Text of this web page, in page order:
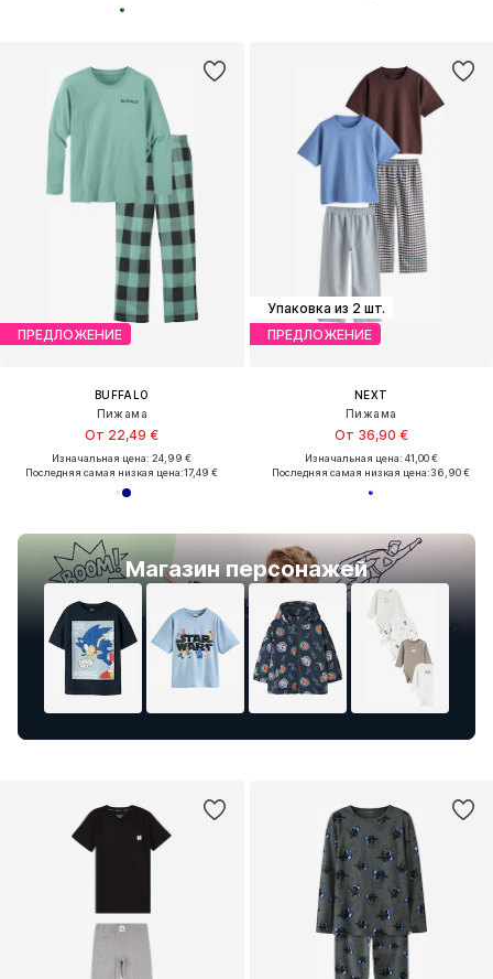
ПРЕДЛОЖЕНИЕ
BUFFALO
Пижама
От 22,49 €
Изначальная цена: 24,99 €
Последняя самая низкая цена:17,49 €
Упаковка из 2 шт.
ПРЕДЛОЖЕНИЕ
NEXT
Пижама
От 36,90 €
Изначальная цена: 41,00 €
Последняя самая низкая цена:36,90 €
Магазин персонажей